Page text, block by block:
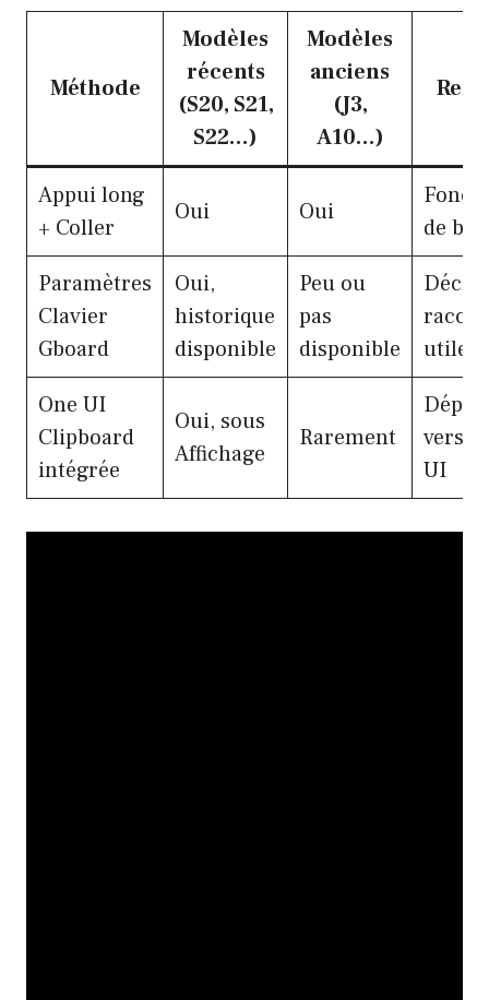
Méthode
Modèles
récents
(S20, S21,
S22…)
Modèles
anciens
(J3,
A10…)
Appui long
+ Coller
Oui Oui
de
Paramètres
Clavier
Gboard
Oui,
historique
disponible
Peu ou
pas
disponible
utile
One UI
Clipboard
intégrée
Oui, sous
Affichage
Rarement
UI